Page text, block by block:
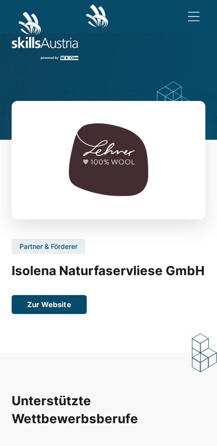
Partner & Förderer
Isolena Naturfaservliese GmbH
Zur Website
Unterstützte
Wettbewerbsberufe